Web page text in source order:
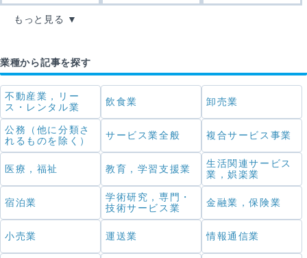
もっと見る
業種から記事を探す
不動産業，リー
ス・レンタル業
飲食業 卸売業
公務（他に分類さ
れるものを除く）
サービス業全般 複合サービス事業
医療，福祉 教育，学習支援業
生活関連サービス
業，娯楽業
宿泊業
学術研究，専門・
技術サービス業
金融業，保険業
小売業 運送業 情報通信業